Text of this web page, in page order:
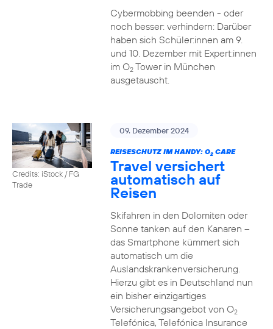
Cybermobbing beenden - oder
noch besser: verhindern: Darüber
haben sich Schüler:innen am 9.
und 10. Dezember mit Expert:innen
im O2Tower in München
ausgetauscht.
Credits: iStock / FG
Trade
09. Dezember 2024
REISESCHUTZ IM HANDY: O2CARE
Travel versichert
automatisch auf
Reisen
Skifahren in den Dolomiten oder
Sonne tanken auf den Kanaren –
das Smartphone kümmert sich
automatisch um die
Auslandskrankenversicherung.
Hierzu gibt es in Deutschland nun
ein bisher einzigartiges
Versicherungsangebot von O2
Telefónica, Telefónica Insurance